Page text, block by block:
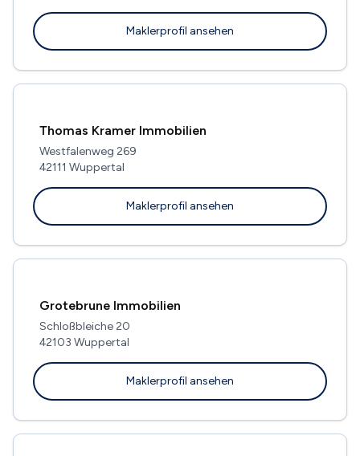
Maklerprofil ansehen
Thomas Kramer Immobilien
Westfalenweg 269
42111 Wuppertal
Maklerprofil ansehen
Grotebrune Immobilien
Schloßbleiche 20
42103 Wuppertal
Maklerprofil ansehen